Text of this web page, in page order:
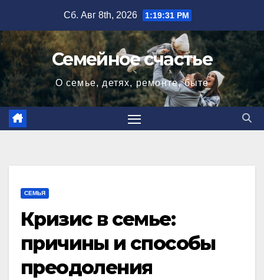
содержимому
Сб. Авг 8th, 2026 1:19:32 PM
Семейное счастье
О семье, детях, ремонте, быте
СЕМЬЯ
Кризис в семье:
причины и способы
преодоления